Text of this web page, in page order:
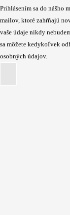
Prihlásením sa do nášho
mailov, ktoré zahŕňajú
vaše údaje nikdy
sa môžete kedykoľvek
osobných údajov.